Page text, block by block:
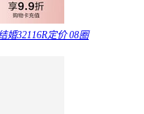
婚32116R定价 08圈